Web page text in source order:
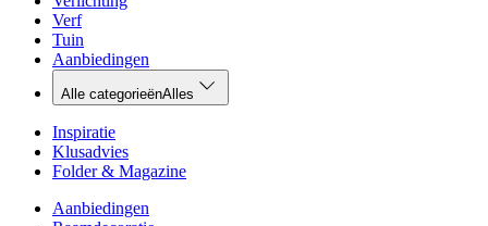
Verf
Tuin
Aanbiedingen
Alle categorieënAlles
Inspiratie
Klusadvies
Folder & Magazine
Aanbiedingen